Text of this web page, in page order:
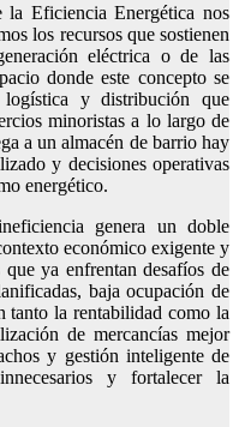
Eficiencia Energética nos
los recursos que sostienen
eléctrica o de las
donde este concepto se
y distribución que
minoristas a lo largo de
a un almacén de barrio hay
y decisiones operativas
energético.
genera un doble
económico exigente y
ya enfrentan desafíos de
baja ocupación de
tanto la rentabilidad como la
de mercancías mejor
y gestión inteligente de
y fortalecer la